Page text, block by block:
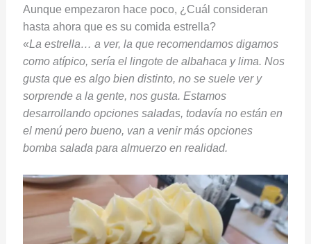
Aunque empezaron hace poco, ¿Cuál consideran
hasta ahora que es su comida estrella?
«La estrella… a ver, la que recomendamos digamos
como atípico, sería el lingote de albahaca y lima. Nos
gusta que es algo bien distinto, no se suele ver y
sorprende a la gente, nos gusta. Estamos
desarrollando opciones saladas, todavía no están en
el menú pero bueno, van a venir más opciones
bomba salada para almuerzo en realidad.